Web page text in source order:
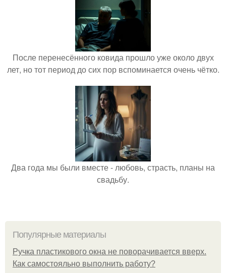
После перенесённого ковида прошло уже около двух
лет, но тот период до сих пор вспоминается очень чётко.
Два года мы были вместе - любовь, страсть, планы на
свадьбу.
Популярные материалы
Ручка пластикового окна не поворачивается вверх.
Как самостояльно выполнить работу?